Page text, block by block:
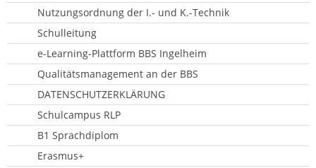
Nutzungsordnung der I.- und K.-Technik
Schulleitung
e-Learning-Plattform BBS Ingelheim
Qualitätsmanagement an der BBS
DATENSCHUTZERKLÄRUNG
Schulcampus RLP
B1 Sprachdiplom
Erasmus+